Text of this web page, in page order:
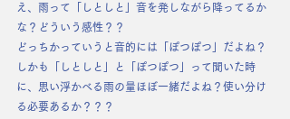
え、雨って「しとしと」音を発しながら降ってるか
な？どういう感性？？
どっちかっていうと音的には「ぽつぽつ」だよね？
しかも「しとしと」と「ぽつぽつ」って聞いた時
に、思い浮かべる雨の量ほぼ一緒だよね？使い分け
る必要あるか？？？